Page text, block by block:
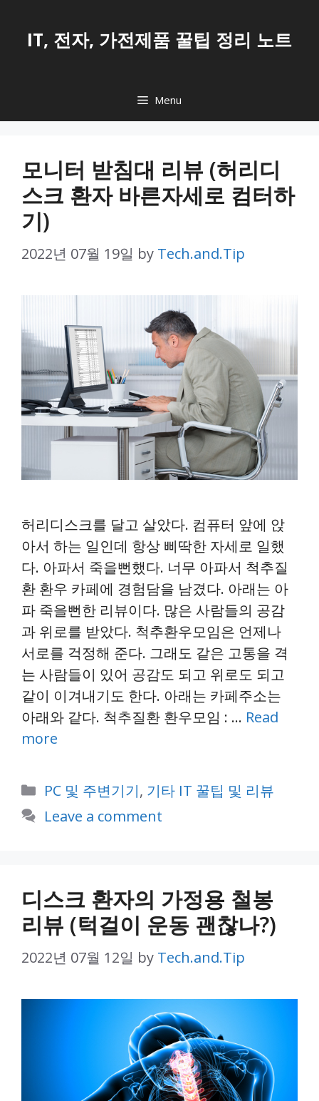
content
IT, 전자, 가전제품 꿀팁 정리 노트
Menu
모니터 받침대 리뷰 (허리디
스크 환자 바른자세로 컴터하
기)
2022년 07월 19일 by Tech.and.Tip
허리디스크를 달고 살았다. 컴퓨터 앞에 앉
아서 하는 일인데 항상 삐딱한 자세로 일했
다. 아파서 죽을뻔했다. 너무 아파서 척추질
환 환우 카페에 경험담을 남겼다. 아래는 아
파 죽을뻔한 리뷰이다. 많은 사람들의 공감
과 위로를 받았다. 척추환우모임은 언제나
서로를 걱정해 준다. 그래도 같은 고통을 격
는 사람들이 있어 공감도 되고 위로도 되고
같이 이겨내기도 한다. 아래는 카페주소는
아래와 같다. 척추질환 환우모임 : … Read
more
Categories
PC 및 주변기기, 기타 IT 꿀팁 및 리뷰
Leave a comment
디스크 환자의 가정용 철봉
리뷰 (턱걸이 운동 괜찮나?)
2022년 07월 12일 by Tech.and.Tip